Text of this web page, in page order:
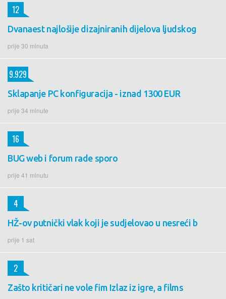
Dvanaest najlošije dizajniranih dijelova ljudskog
prije 30 minuta
12
Sklapanje PC konfiguracija - iznad 1300 EUR
prije 34 minute
9.929
BUG web i forum rade sporo
prije 41 minutu
16
HŽ-ov putnički vlak koji je sudjelovao u nesreći b
prije 1 sat
4
Zašto kritičari ne vole fim Izlaz iz igre, a films
2